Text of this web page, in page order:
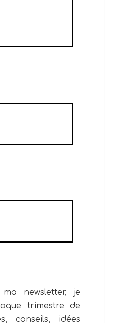
newsletter, je
trimestre de
conseils, idées